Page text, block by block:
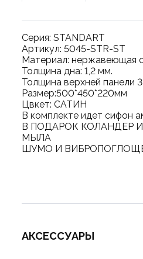
Серия: STANDART
Артикул: 5045-STR-ST
Материал: нержавеющая
Толщина дна: 1,2 мм.
Толщина верхней панели
Размер:500*450*220мм
Цвкет: САТИН
В комплекте идет сифон
В ПОДАРОК КОЛАНДЕР
МЫЛА
ШУМО И
АКСЕССУАРЫ